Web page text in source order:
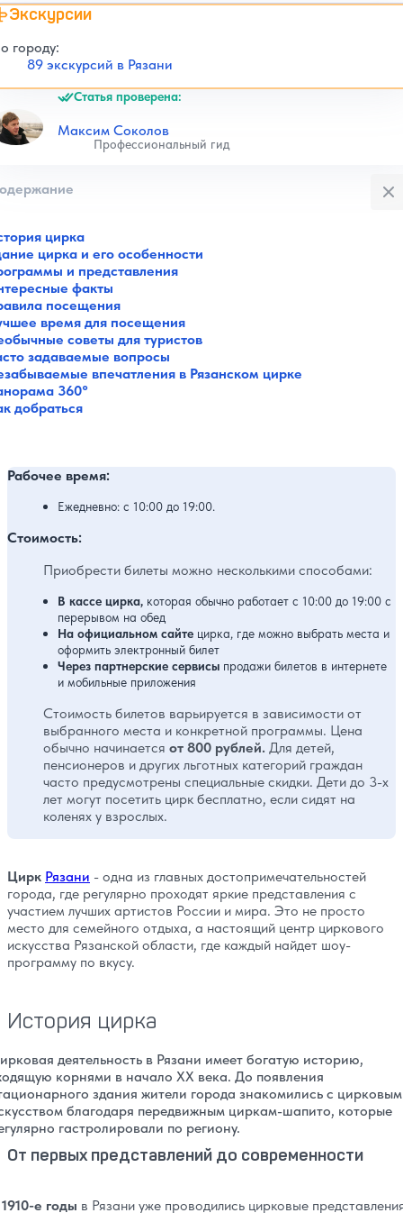
Экскурсии
городу:
89 экскурсий в Рязани
Статья проверена:
Максим Соколов
Профессиональный гид
цирка
цирка и его особенности
и представления
факты
посещения
время для посещения
советы для туристов
задаваемые вопросы
впечатления в Рязанском цирке
360°
добраться
Рабочее время:
Ежедневно: с 10:00 до 19:00.
Стоимость:
Приобрести билеты можно несколькими способами:
В кассе цирка, которая обычно работает с 10:00 до 19:00 с
перерывом на обед
На официальном сайте цирка, где можно выбрать места и
оформить электронный билет
Через партнерские сервисы продажи билетов в интернете
и мобильные приложения
Стоимость билетов варьируется в зависимости от
выбранного места и конкретной программы. Цена
обычно начинается от 800 рублей. Для детей,
пенсионеров и других льготных категорий граждан
часто предусмотрены специальные скидки. Дети до 3-х
лет могут посетить цирк бесплатно, если сидят на
коленях у взрослых.
Цирк Рязани - одна из главных достопримечательностей
города, где регулярно проходят яркие представления с
участием лучших артистов России и мира. Это не просто
место для семейного отдыха, а настоящий центр циркового
искусства Рязанской области, где каждый найдет шоу-
программу по вкусу.
История цирка
деятельность в Рязани имеет богатую историю,
корнями в начало XX века. До появления
здания жители города знакомились с цирковым
благодаря передвижным циркам-шапито, которые
гастролировали по региону.
От первых представлений до современности
е годы в Рязани уже проводились цирковые